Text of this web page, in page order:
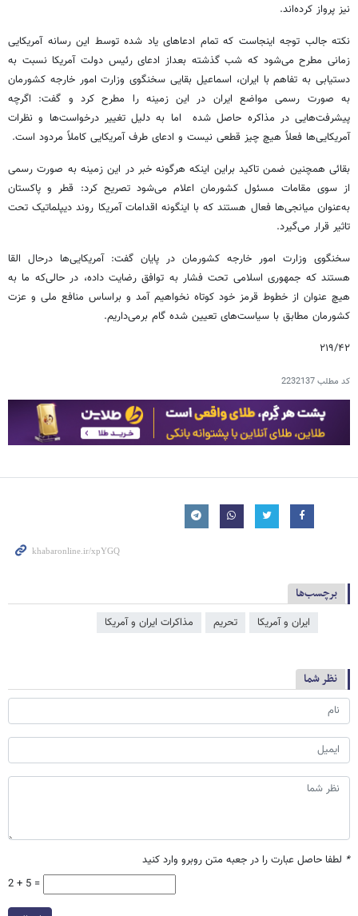
نیز پرواز کرده‌اند.
نکته جالب توجه اینجاست که تمام ادعاهای یاد شده توسط این رسانه آمریکایی
زمانی مطرح می‌شود که شب گذشته بعداز ادعای رئیس دولت آمریکا نسبت به
دستیابی به تفاهم با ایران، اسماعیل بقایی سخنگوی وزارت امور خارجه کشورمان
به صورت رسمی مواضع ایران در این زمینه را مطرح کرد و گفت: اگرچه
پیشرفت‌هایی در مذاکره حاصل شده اما به دلیل تغییر درخواست‌ها و نظرات
آمریکایی‌ها فعلاً هیچ چیز قطعی نیست و ادعای طرف آمریکایی کاملاً مردود است.
بقائی همچنین ضمن تاکید براین اینکه هرگونه خبر در این زمینه به صورت رسمی
از سوی مقامات مسئول کشورمان اعلام می‌شود تصریح کرد: قطر و پاکستان
به‌عنوان میانجی‌ها فعال هستند که با اینگونه اقدامات آمریکا روند دیپلماتیک تحت
تاثیر قرار می‌گیرد.
سخنگوی وزارت امور خارجه کشورمان در پایان گفت: آمریکایی‌ها درحال القا
هستند که جمهوری اسلامی تحت فشار به توافق رضایت داده، در حالی‌که ما به
هیچ عنوان از خطوط قرمز خود کوتاه نخواهیم آمد و براساس منافع ملی و عزت
کشورمان مطابق با سیاست‌های تعیین شده گام برمی‌داریم.
۲۱۹/۴۲
کد مطلب2232137
برچسب‌ها
ایران و آمریکا تحریم مذاکرات ایران و آمریکا
نظر شما
* لطفا حاصل عبارت را در جعبه متن روبرو وارد کنید
2 + 5 =